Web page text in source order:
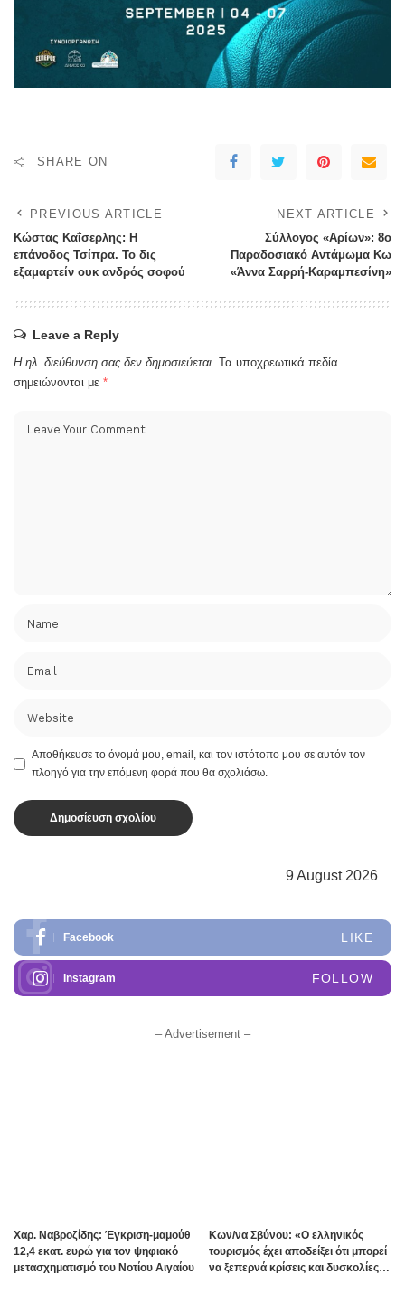
SHARE ON
PREVIOUS ARTICLE
Κώστας Καΐσερλης: Η
επάνοδος Τσίπρα. Το δις
εξαμαρτείν ουκ ανδρός σοφού
NEXT ARTICLE
Σύλλογος «Αρίων»: 8ο
Παραδοσιακό Αντάμωμα Κω
«Άννα Σαρρή-Καραμπεσίνη»
Leave a Reply
Η ηλ. διεύθυνση σας δεν δημοσιεύεται. Τα υποχρεωτικά πεδία
σημειώνονται με *
Αποθήκευσε το όνομά μου, email, και τον ιστότοπο μου σε αυτόν τον
πλοηγό για την επόμενη φορά που θα σχολιάσω.
9 August 2026
Facebook LIKE
Instagram FOLLOW
– Advertisement –
Χαρ. Ναβροζίδης: Έγκριση-μαμούθ
12,4 εκατ. ευρώ για τον ψηφιακό
μετασχηματισμό του Νοτίου Αιγαίου
Kων/να Σβύνου: «Ο ελληνικός
τουρισμός έχει αποδείξει ότι μπορεί
να ξεπερνά κρίσεις και δυσκολίες»